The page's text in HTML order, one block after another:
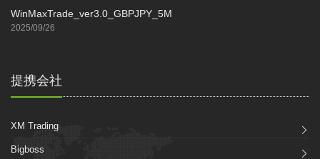
WinMaxTrade_ver3.0_GBPJPY_5M
2025/09/26
提携会社
XM Trading
Bigboss